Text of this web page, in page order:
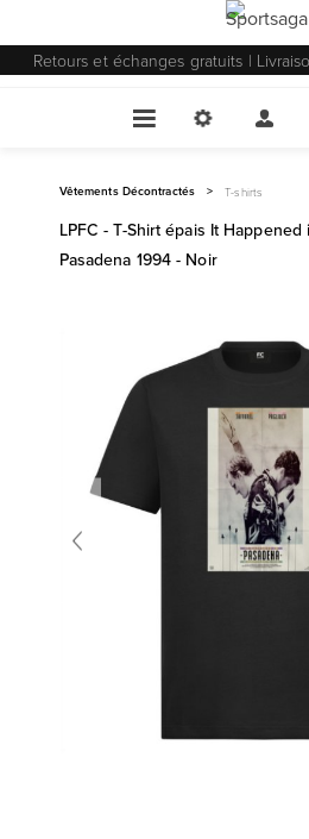
Retours et échanges gratuits |
Vêtements Décontractés > T-shirts
LPFC - T-Shirt épais It Happened
Pasadena 1994 - Noir